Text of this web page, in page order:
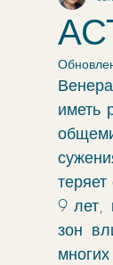
элементы
ингрессии в
иметь
9 лет,
зон